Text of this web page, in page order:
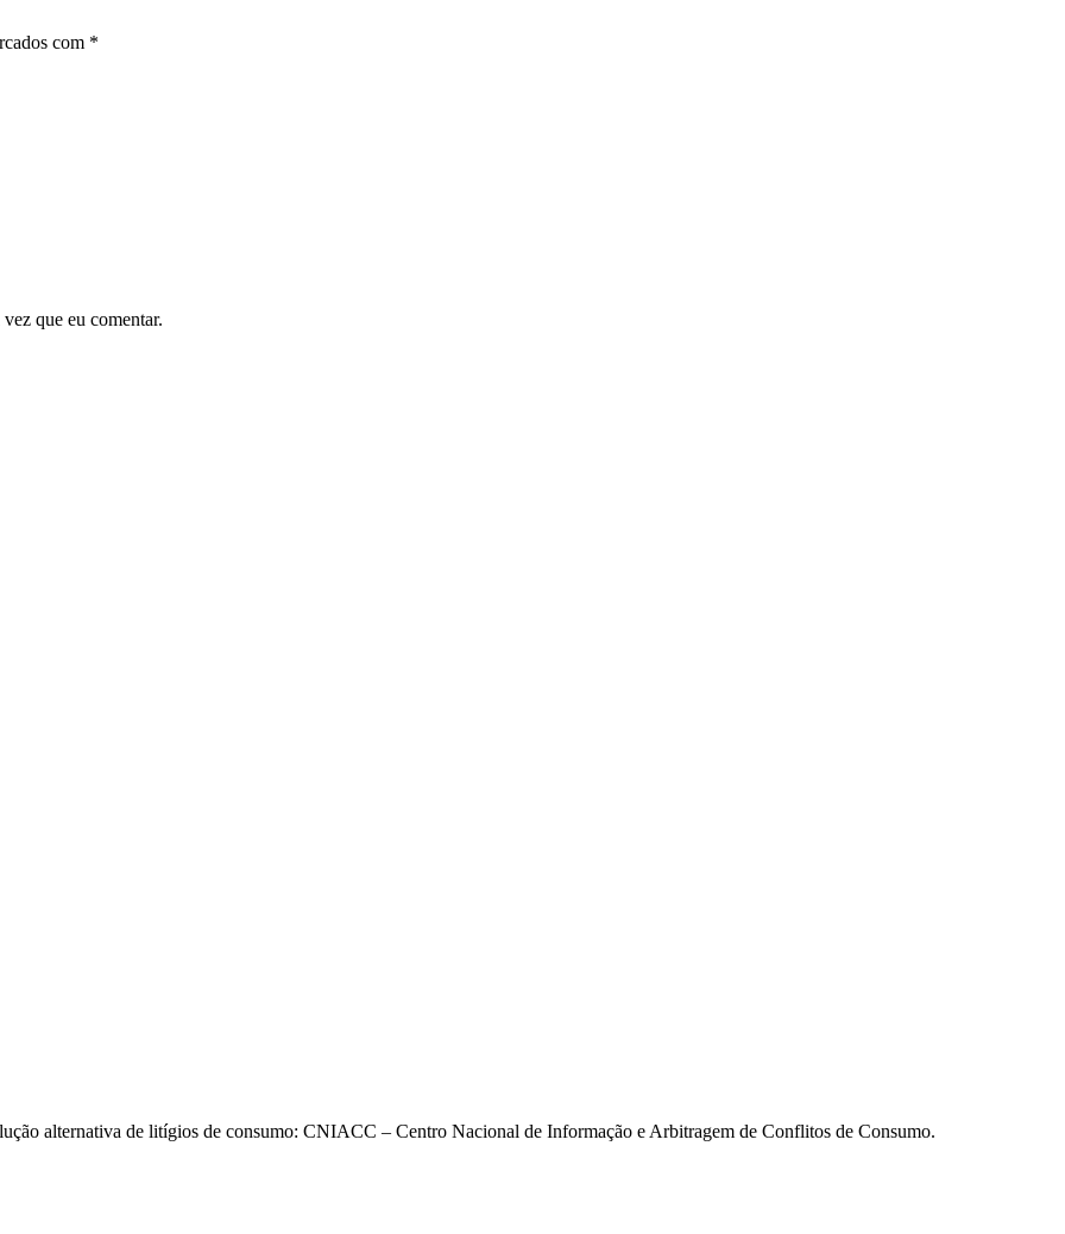
com *
que eu comentar.
alternativa de litígios de consumo: CNIACC – Centro Nacional de Informação e Arbitragem de Conflitos de Consumo.